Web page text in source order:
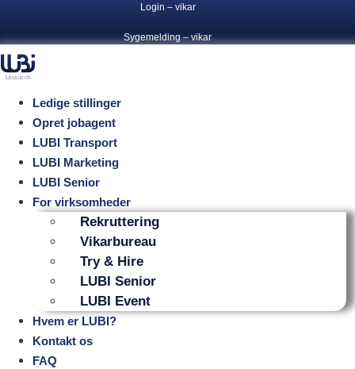
indhold
Login – vikar
Sygemelding – vikar
Ledige stillinger
Opret jobagent
LUBI Transport
LUBI Marketing
LUBI Senior
For virksomheder
Rekruttering
Vikarbureau
Try & Hire
LUBI Senior
LUBI Event
Hvem er LUBI?
Kontakt os
FAQ